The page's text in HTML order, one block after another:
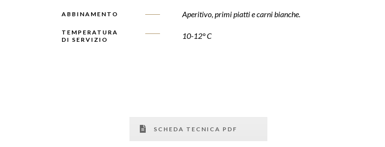
ABBINAMENTO Aperitivo, primi piatti e carni bianche.
TEMPERATURA
DI SERVIZIO
10-12° C
SCHEDA TECNICA PDF